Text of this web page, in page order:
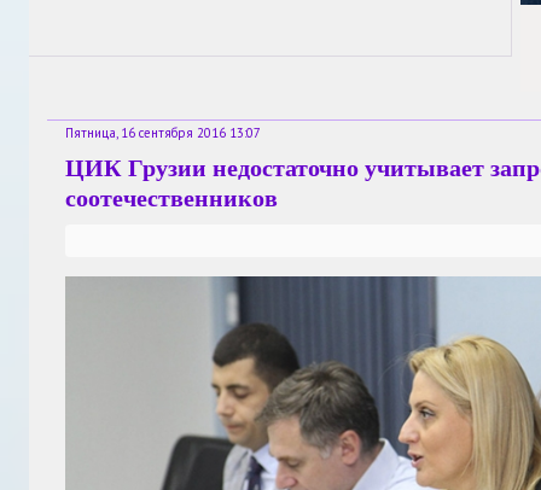
Пятница, 16 сентября 2016 13:07
ЦИК Грузии недостаточно учитывает
соотечественников